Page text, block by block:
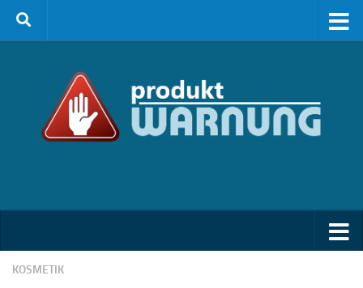
Zum Inhalt springen
KOSMETIK